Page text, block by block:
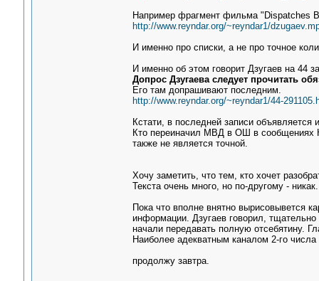
Например фрагмент фильма "Dispatches
http://www.reyndar.org/~reyndar1/
И именно про списки, а не про точное
И именно об этом говорит Дзугаев на 44
Допрос Дзугаева следует прочитать
Его там допрашивают последним.
http://www.reyndar.org/~reyndar1/44-
Кстати, в последней записи
Кто переиначил МВД в ОШ в сообщениях
также не является точной.
Хочу заметить, что тем, кто хочет
Текста очень много, но по-другому - никак.
Пока что вполне внятно вырисовывется
информации. Дзугаев говорил,
начали передавать полную отсебятину.
Наиболее адекватным каналом 2-го
продолжу завтра.